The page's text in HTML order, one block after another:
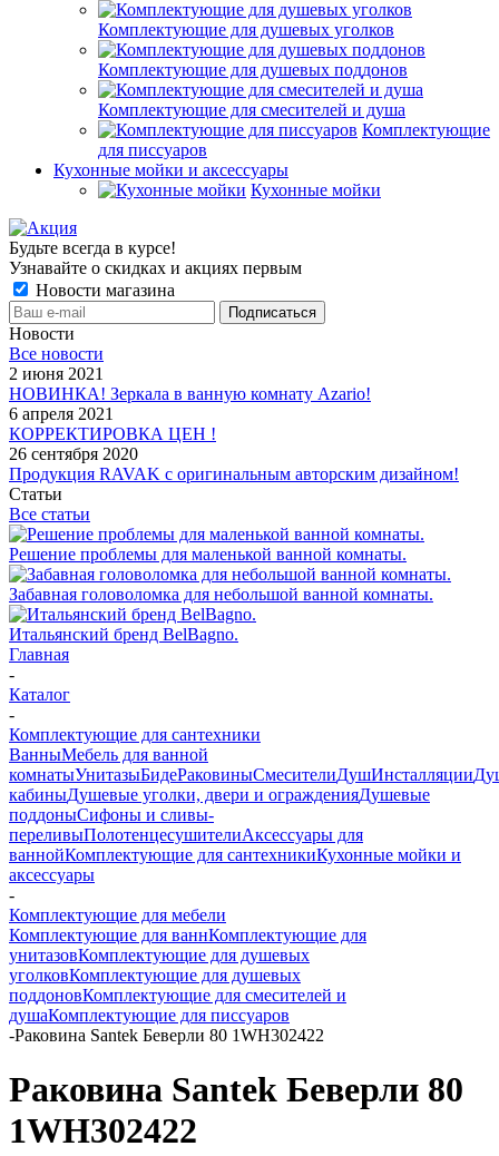
Комплектующие для душевых уголков
Комплектующие для душевых поддонов
Комплектующие для смесителей и душа
Комплектующие
для писсуаров
Кухонные мойки и аксессуары
Кухонные мойки
Будьте всегда в курсе!
Узнавайте о скидках и акциях первым
Новости магазина
Новости
Все новости
2 июня 2021
НОВИНКА! Зеркала в ванную комнату Azario!
6 апреля 2021
КОРРЕКТИРОВКА ЦЕН !
26 сентября 2020
Продукция RAVAK с оригинальным авторским дизайном!
Статьи
Все статьи
Решение проблемы для маленькой ванной комнаты.
Забавная головоломка для небольшой ванной комнаты.
Итальянский бренд BelBagno.
Главная
-
Каталог
-
Комплектующие для сантехники
ВанныМебель для ванной
комнатыУнитазыБидеРаковиныСмесителиДушИнсталляции
кабиныДушевые уголки, двери и огражденияДушевые
поддоныСифоны и сливы-
переливыПолотенцесушителиАксессуары для
ваннойКомплектующие для сантехникиКухонные мойки и
аксессуары
-
Комплектующие для мебели
Комплектующие для ваннКомплектующие для
унитазовКомплектующие для душевых
уголковКомплектующие для душевых
поддоновКомплектующие для смесителей и
душаКомплектующие для писсуаров
-Раковина Santek Беверли 80 1WH302422
Раковина Santek Беверли 80
1WH302422